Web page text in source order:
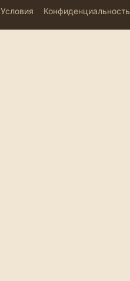
Условия Конфиденциальность